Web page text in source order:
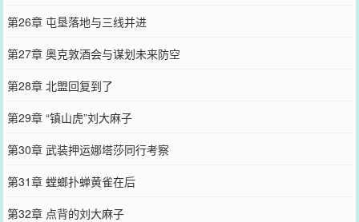
第26章 屯垦落地与三线并进
第27章 奥克敦酒会与谋划未来防空
第28章 北盟回复到了
第29章 “镇山虎”刘大麻子
第30章 武装押运娜塔莎同行考察
第31章 螳螂扑蝉黄雀在后
第32章 点背的刘大麻子